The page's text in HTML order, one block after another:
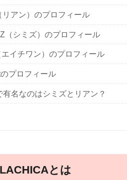
リアン）のプロフィール
（シミズ）のプロフィール
エイチワン）のプロフィール
プロフィール
有名なのはシミズとリアン？
とは